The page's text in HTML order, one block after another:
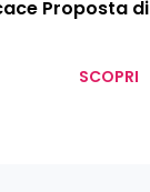
Proposta di
SCOPRI